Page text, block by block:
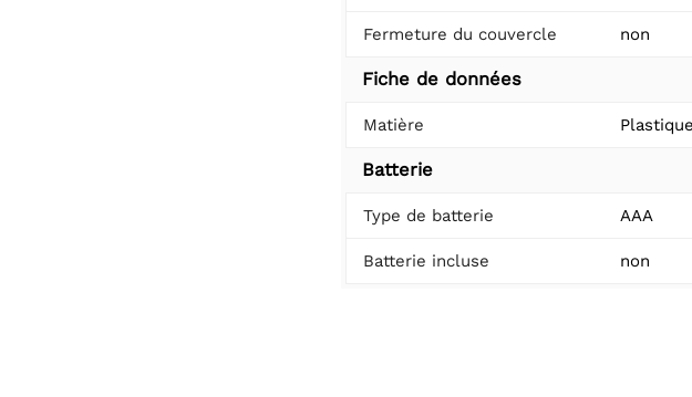
Fermeture du couvercle non
Fiche de données
Matière Plastique
Batterie
Type de batterie AAA
Batterie incluse non